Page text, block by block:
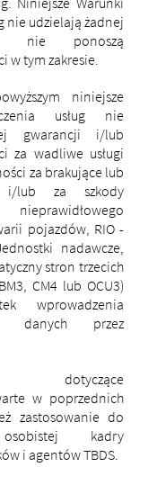
nie udzielają żadnej
nie ponoszą
w tym zakresie.
niniejsze
usług nie
gwarancji i/lub
za wadliwe usługi
za brakujące lub
i/lub za szkody
pojazdów, RIO -
nadawcze,
stron trzecich
CM4 lub OCU3)
wprowadzenia
danych przez
dotyczące
w poprzednich
zastosowanie do
osobistej kadry
i agentów TBDS.